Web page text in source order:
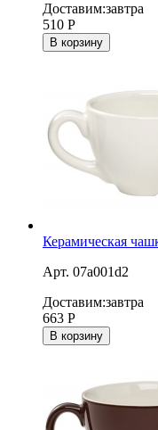
Доставим:завтра
510 Р
В корзину
Керамическая
Арт. 07a001d2
Доставим:завтра
663 Р
В корзину